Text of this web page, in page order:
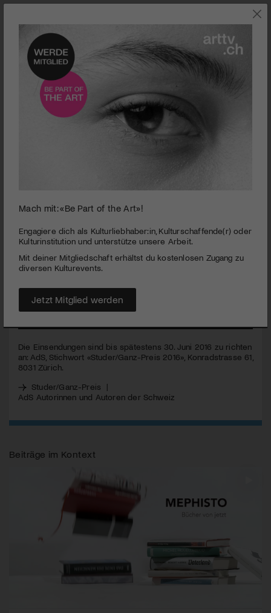
Studer/Ganz-Preis für unveröffentlichtes Prosadebüt
PUBLIZIERT AM 22. JANUAR 2016
Novellen von Autorinnen und Autoren unter 42 Jahren, die
noch kein eigenes Buch veröffentlicht haben. Im Herbst 2016
unveröffentlichte Prosadebüt-Manuskript.
MEHR
Die Einsendungen sind bis spätestens 30. Juni 2016 zu richten
an: AdS, Stichwort «Studer/Ganz-Preis 2016», Konradstrasse 61,
8031 Zürich.
Studer/Ganz-Preis |
AdS Autorinnen und Autoren der Schweiz
Beiträge im Kontext
Mach mit: «Be Part of the Art»!
Engagiere dich als Kulturliebhaber:in, Kulturschaffende(r) oder
Kulturinstitution und unterstütze unsere Arbeit.
Mit deiner Mitgliedschaft erhältst du kostenlosen Zugang zu
diversen Kulturevents.
Jetzt Mitglied werden